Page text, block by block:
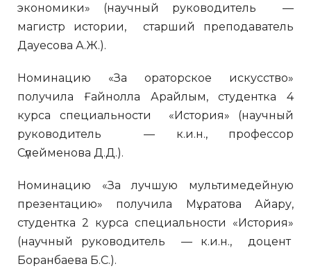
экономики» (научный руководитель —
магистр истории, старший преподаватель
Дауесова А.Ж.).
Номинацию «За ораторское искусство»
получила Ғайнолла Арайлым, студентка 4
курса специальности «История» (научный
руководитель — к.и.н., профессор
Сүлейменова Д.Д.).
Номинацию «За лучшую мультимедейную
презентацию» получила Мұратова Айару,
студентка 2 курса специальности «История»
(научный руководитель — к.и.н., доцент
Боранбаева Б.С.).